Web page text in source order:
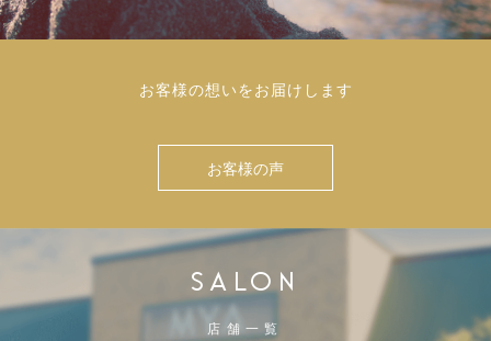
お客様の想いをお届けします
お客様の声
SALON
店舗一覧